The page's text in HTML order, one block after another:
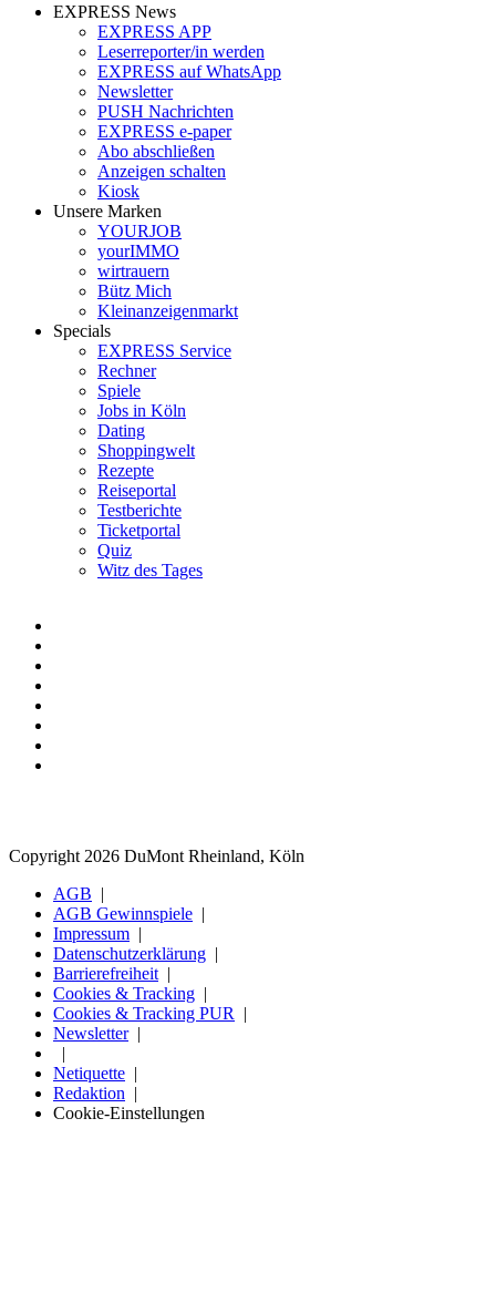
EXPRESS News
EXPRESS APP
Leserreporter/in werden
EXPRESS auf WhatsApp
Newsletter
PUSH Nachrichten
EXPRESS e-paper
Abo abschließen
Anzeigen schalten
Kiosk
Unsere Marken
YOURJOB
yourIMMO
wirtrauern
Bütz Mich
Kleinanzeigenmarkt
Specials
EXPRESS Service
Rechner
Spiele
Jobs in Köln
Dating
Shoppingwelt
Rezepte
Reiseportal
Testberichte
Ticketportal
Quiz
Witz des Tages
Copyright 2026 DuMont Rheinland, Köln
AGB
AGB Gewinnspiele
Impressum
Datenschutzerklärung
Barrierefreiheit
Cookies & Tracking
Cookies & Tracking PUR
Newsletter
Netiquette
Redaktion
Cookie-Einstellungen